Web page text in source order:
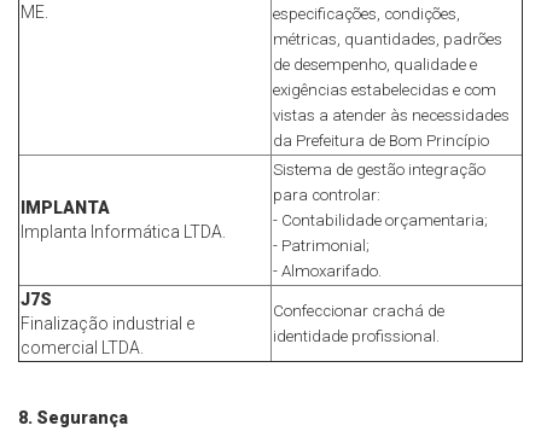
ME.
especificações, condições,
métricas, quantidades, padrões
de desempenho, qualidade e
exigências estabelecidas e com
vistas a atender às necessidades
da Prefeitura de Bom Princípio
IMPLANTA
Implanta Informática LTDA.
Sistema de gestão integração
para controlar:
- Contabilidade orçamentaria;
- Patrimonial;
- Almoxarifado.
J7S
Finalização industrial e
comercial LTDA.
Confeccionar crachá de
identidade profissional.
8. Segurança